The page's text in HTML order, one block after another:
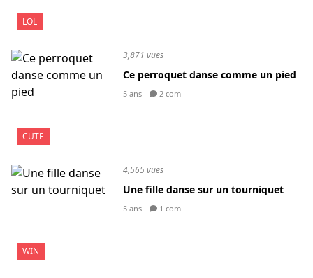
LOL
CUTE
3,871 vues
Ce perroquet danse comme un pied
5 ans 2 com
WIN
4,565 vues
Une fille danse sur un tourniquet
5 ans 1 com